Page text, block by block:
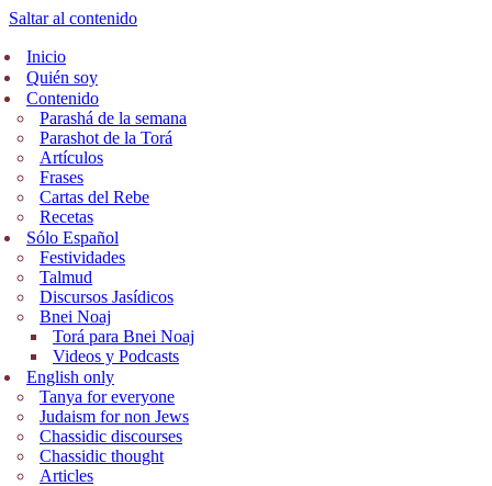
Saltar al contenido
Inicio
Quién soy
Contenido
Parashá de la semana
Parashot de la Torá
Artículos
Frases
Cartas del Rebe
Recetas
Sólo Español
Festividades
Talmud
Discursos Jasídicos
Bnei Noaj
Torá para Bnei Noaj
Videos y Podcasts
English only
Tanya for everyone
Judaism for non Jews
Chassidic discourses
Chassidic thought
Articles